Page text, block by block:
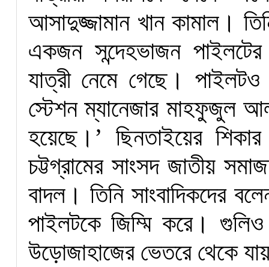
আসাদুজ্জামান খান কামাল।
একজন সন্দেহভাজন
যাত্রী নেমে গেছে।
স্টেশন ম্যানেজার মাহফুজুল
হয়েছে।’ ছিনতাইয়ের
চট্টগ্রামের সাংসদ জাতীয়
বাদল। তিনি সাংবাদিকদের
পাইলটকে জিম্মি করে।
উড়োজাহাজের ভেতরে থেকে